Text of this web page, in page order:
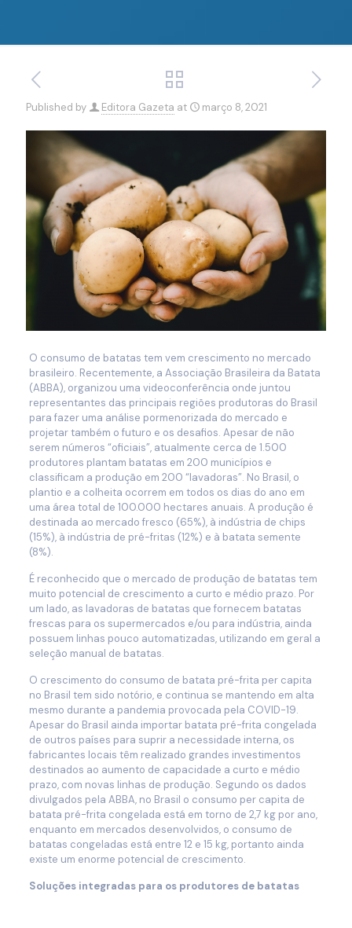
Published by Editora Gazeta at março 8, 2021
O consumo de batatas tem vem crescimento no mercado
brasileiro. Recentemente, a Associação Brasileira da Batata
(ABBA), organizou uma videoconferência onde juntou
representantes das principais regiões produtoras do Brasil
para fazer uma análise pormenorizada do mercado e
projetar também o futuro e os desafios. Apesar de não
serem números “oficiais”, atualmente cerca de 1.500
produtores plantam batatas em 200 municípios e
classificam a produção em 200 “lavadoras”. No Brasil, o
plantio e a colheita ocorrem em todos os dias do ano em
uma área total de 100.000 hectares anuais. A produção é
destinada ao mercado fresco (65%), à indústria de chips
(15%), à indústria de pré-fritas (12%) e à batata semente
(8%).
É reconhecido que o mercado de produção de batatas tem
muito potencial de crescimento a curto e médio prazo. Por
um lado, as lavadoras de batatas que fornecem batatas
frescas para os supermercados e/ou para indústria, ainda
possuem linhas pouco automatizadas, utilizando em geral a
seleção manual de batatas.
O crescimento do consumo de batata pré-frita per capita
no Brasil tem sido notório, e continua se mantendo em alta
mesmo durante a pandemia provocada pela COVID-19.
Apesar do Brasil ainda importar batata pré-frita congelada
de outros países para suprir a necessidade interna, os
fabricantes locais têm realizado grandes investimentos
destinados ao aumento de capacidade a curto e médio
prazo, com novas linhas de produção. Segundo os dados
divulgados pela ABBA, no Brasil o consumo per capita de
batata pré-frita congelada está em torno de 2,7 kg por ano,
enquanto em mercados desenvolvidos, o consumo de
batatas congeladas está entre 12 e 15 kg, portanto ainda
existe um enorme potencial de crescimento.
Soluções integradas para os produtores de batatas